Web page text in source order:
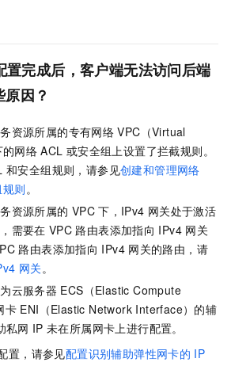
置完成后，客户端无法访问后端
因？
资源所属的专有网络 VPC（Virtual
网络 ACL 或安全组上设置了拦截规则。
和安全组规则，请参见创建和管理网络
则 。
资源所属的 VPC 下，IPv4 网关处于激活
需要在 VPC 路由表添加指向 IPv4 网关
路由表添加指向 IPv4 网关的路由，请
网关。
云服务器 ECS（Elastic Compute
卡 ENI（Elastic Network Interface）的辅
私网 IP 未在所属网卡上进行配置。
置，请参见配置识别辅助弹性网卡的 IP